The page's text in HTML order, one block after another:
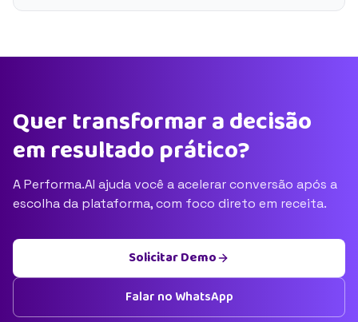
Quer transformar a decisão
em resultado prático?
A Performa.AI ajuda você a acelerar conversão após a
escolha da plataforma, com foco direto em receita.
Solicitar Demo
Falar no WhatsApp